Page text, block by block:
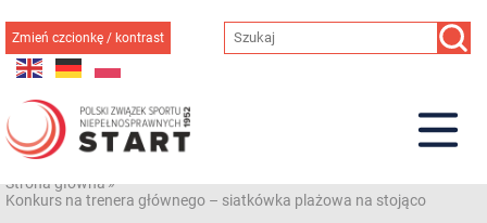
do
treści
Zmień czcionkę / kontrast
Strona główna»
Konkurs na trenera głównego – siatkówka plażowa na stojąco